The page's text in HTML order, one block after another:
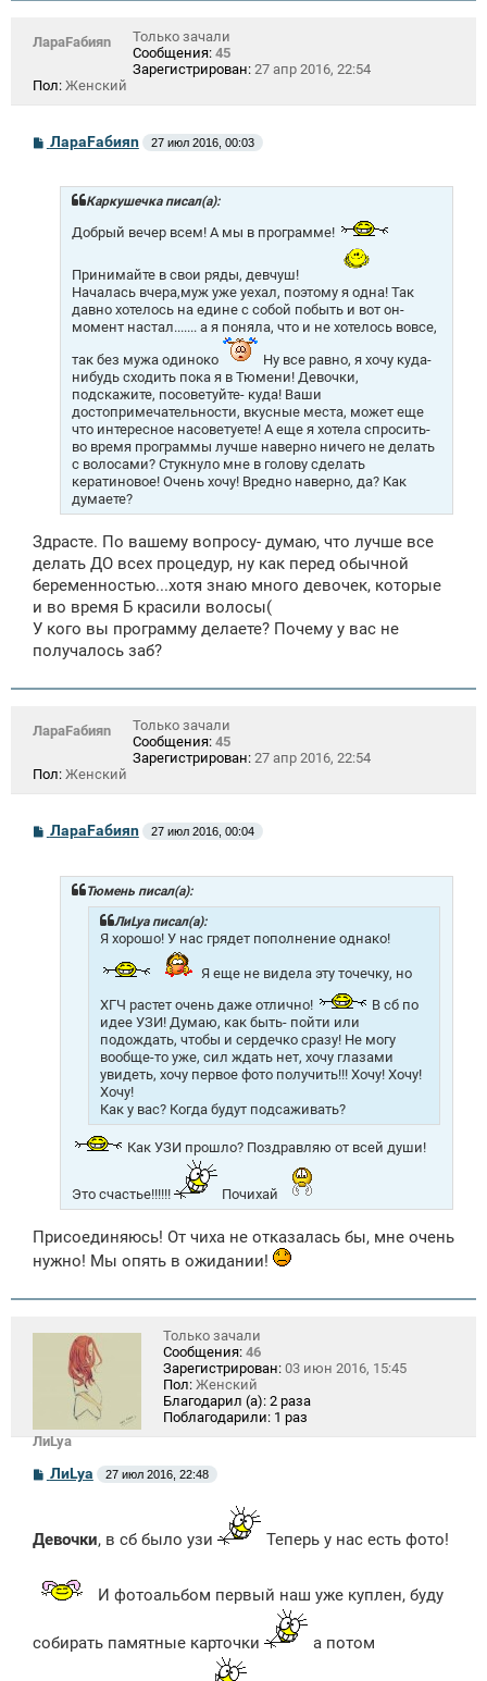
ЛараFабияn
Только зачали
Сообщения: 45
Зарегистрирован: 27 апр 2016, 22:54
Пол: Женский
С
о
ЛараFабияn 27 июл 2016, 00:03
Каркушечка писал(а):
Добрый вечер всем! А мы в программе!
Принимайте в свои ряды, девчуш!
Началась вчера,муж уже уехал, поэтому я одна! Так
давно хотелось на едине с собой побыть и вот он-
момент настал....... а я поняла, что и не хотелось вовсе,
так без мужа одиноко
Ну все равно, я хочу куда-
нибудь сходить пока я в Тюмени! Девочки,
подскажите, посоветуйте- куда! Ваши
достопримечательности, вкусные места, может еще
что интересное насоветуете! А еще я хотела спросить-
во время программы лучше наверно ничего не делать
с волосами? Стукнуло мне в голову сделать
кератиновое! Очень хочу! Вредно наверно, да? Как
думаете?
Здрасте. По вашему вопросу- думаю, что лучше все
делать ДО всех процедур, ну как перед обычной
беременностью...хотя знаю много девочек, которые
и во время Б красили волосы(
У кого вы программу делаете? Почему у вас не
получалось заб?
ЛараFабияn
Только зачали
Сообщения: 45
Зарегистрирован: 27 апр 2016, 22:54
Пол: Женский
С
о
ЛараFабияn 27 июл 2016, 00:04
Тюмень писал(а):
ЛиLya писал(а):
Я хорошо! У нас грядет пополнение однако!
Я еще не видела эту точечку, но
ХГЧ растет очень даже отлично!
В сб по
идее УЗИ! Думаю, как быть- пойти или
подождать, чтобы и сердечко сразу! Не могу
вообще-то уже, сил ждать нет, хочу глазами
увидеть, хочу первое фото получить!!! Хочу! Хочу!
Хочу!
Как у вас? Когда будут подсаживать?
Как УЗИ прошло? Поздравляю от всей души!
Это счастье!!!!!! Почихай
Присоединяюсь! От чиха не отказалась бы, мне очень
нужно! Мы опять в ожидании!
ЛиLya
Только зачали
Сообщения: 46
Зарегистрирован: 03 июн 2016, 15:45
Пол: Женский
Благодарил (а): 2 раза
Поблагодарили: 1 раз
С
о
е
и
е
ЛиLya 27 июл 2016, 22:48
Девочки, в сб было узи Теперь у нас есть фото!
И фотоальбом первый наш уже куплен, буду
собирать памятные карточки а потом